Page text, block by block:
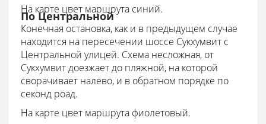
На карте цвет маршрута синий.
По Центральной
Конечная остановка, как и в предыдущем случае
находится на пересечении шоссе Сукхумвит с
Центральной улицей. Схема несложная, от
Сукхумвит доезжает до пляжной, на которой
сворачивает налево, и в обратном порядке по
секонд роад.
На карте цвет маршрута фиолетовый.